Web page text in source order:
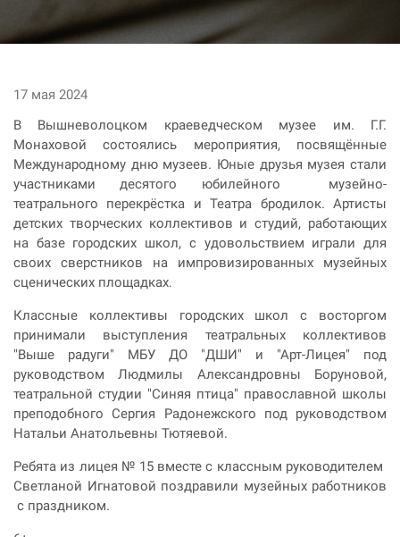
17 мая 2024
В Вышневолоцком краеведческом музее им. Г.Г.
Монаховой состоялись мероприятия, посвящённые
Международному дню музеев. Юные друзья музея стали
участниками десятого юбилейного музейно-
театрального перекрёстка и Театра бродилок. Артисты
детских творческих коллективов и студий, работающих
на базе городских школ, с удовольствием играли для
своих сверстников на импровизированных музейных
сценических площадках.
Классные коллективы городских школ с восторгом
принимали выступления театральных коллективов
"Выше радуги" МБУ ДО "ДШИ" и "Арт-Лицея" под
руководством Людмилы Александровны Боруновой,
театральной студии "Синяя птица" православной школы
преподобного Сергия Радонежского под руководством
Натальи Анатольевны Тютяевой.
Ребята из лицея № 15 вместе с классным руководителем
Светланой Игнатовой поздравили музейных работников
с праздником.